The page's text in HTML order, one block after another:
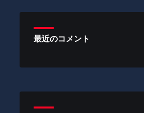
最近のコメント